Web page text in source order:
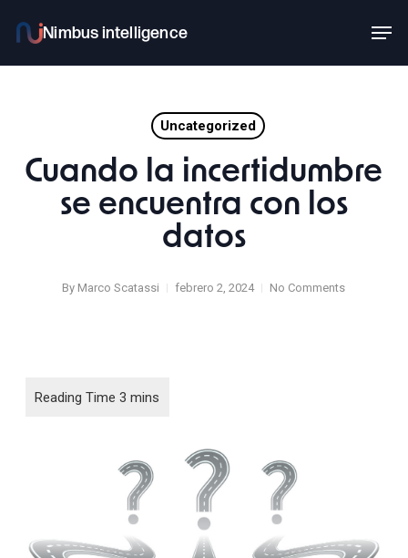
main
Uncategorized
Cuando la incertidumbre
se encuentra con los
datos
By Marco Scatassi febrero 2, 2024 No Comments